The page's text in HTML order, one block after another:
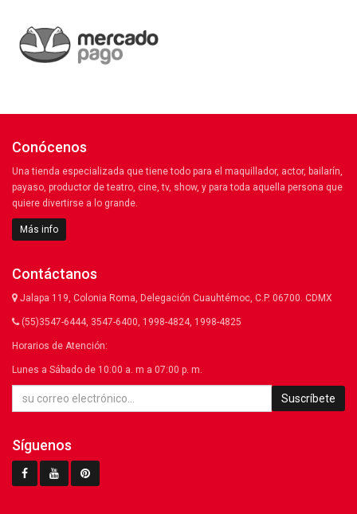
Conócenos
Una tienda especializada que tiene todo para el maquillador, actor, bailarín,
payaso, productor de teatro, cine, tv, show, y para toda aquella persona que
quiere divertirse a lo grande.
Más info
Contáctanos
Jalapa 119, Colonia Roma, Delegación Cuauhtémoc, C.P. 06700. CDMX
(55)3547-6444, 3547-6400, 1998-4824, 1998-4825
Horarios de Atención:
Lunes a Sábado de 10:00 a. m a 07:00 p. m.
Suscríbete
Síguenos